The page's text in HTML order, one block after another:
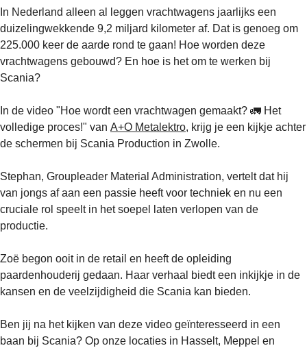
In Nederland alleen al leggen vrachtwagens jaarlijks een
duizelingwekkende 9,2 miljard kilometer af. Dat is genoeg om
225.000 keer de aarde rond te gaan! Hoe worden deze
vrachtwagens gebouwd? En hoe is het om te werken bij
Scania?
In de video "Hoe wordt een vrachtwagen gemaakt? 🚛 Het
volledige proces!" van A+O Metalektro, krijg je een kijkje achter
de schermen bij Scania Production in Zwolle.
Stephan, Groupleader Material Administration, vertelt dat hij
van jongs af aan een passie heeft voor techniek en nu een
cruciale rol speelt in het soepel laten verlopen van de
productie.
Zoë begon ooit in de retail en heeft de opleiding
paardenhouderij gedaan. Haar verhaal biedt een inkijkje in de
kansen en de veelzijdigheid die Scania kan bieden.
Ben jij na het kijken van deze video geïnteresseerd in een
baan bij Scania? Op onze locaties in Hasselt, Meppel en